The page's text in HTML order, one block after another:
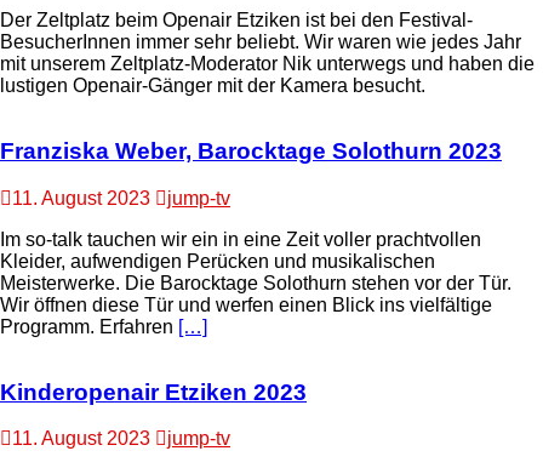
Der Zeltplatz beim Openair Etziken ist bei den Festival-
BesucherInnen immer sehr beliebt. Wir waren wie jedes Jahr
mit unserem Zeltplatz-Moderator Nik unterwegs und haben die
lustigen Openair-Gänger mit der Kamera besucht.
Franziska Weber, Barocktage Solothurn 2023
11. August 2023
jump-tv
Im so-talk tauchen wir ein in eine Zeit voller prachtvollen
Kleider, aufwendigen Perücken und musikalischen
Meisterwerke. Die Barocktage Solothurn stehen vor der Tür.
Wir öffnen diese Tür und werfen einen Blick ins vielfältige
Programm. Erfahren […]
Kinderopenair Etziken 2023
11. August 2023
jump-tv